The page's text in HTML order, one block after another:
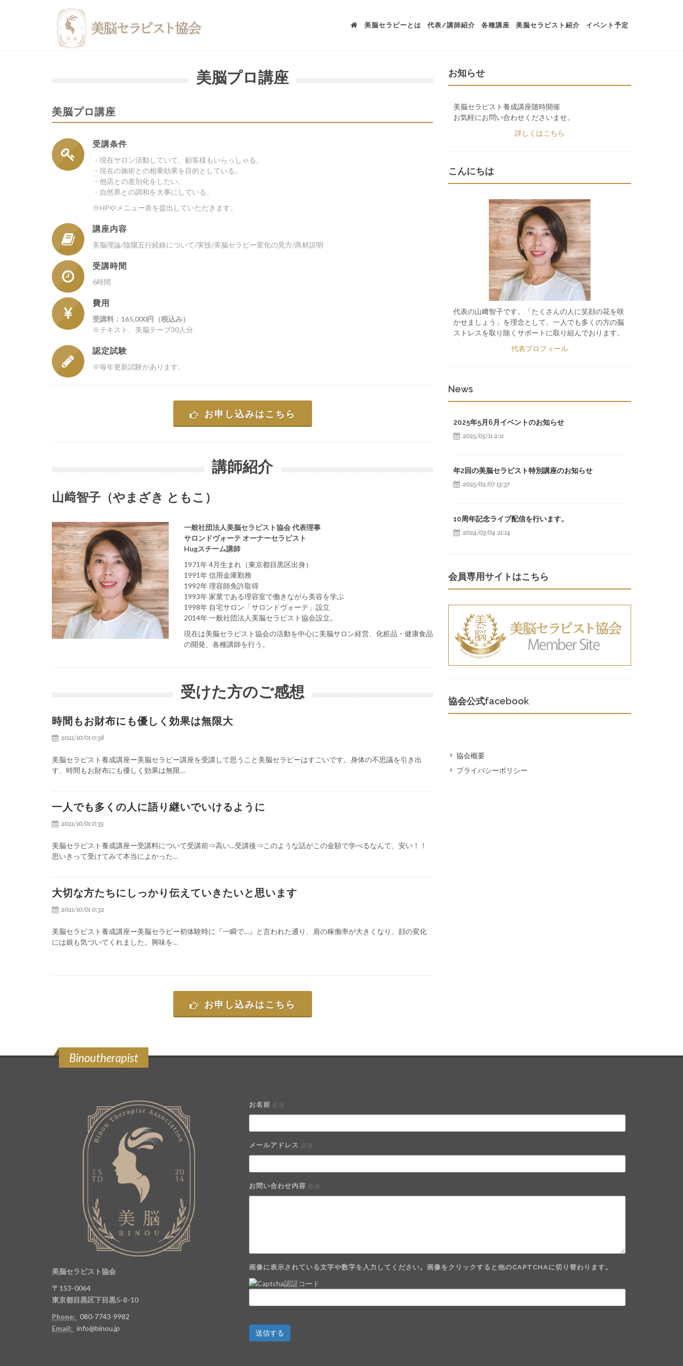
美脳セラピーとは 代表/講師紹介 各種講座 美脳セラピスト紹介 イベント予定
美脳プロ講座
美脳プロ講座
受講条件
・現在サロン活動していて、顧客様もいらっしゃる。
・現在の施術との相乗効果を目的としている。
・他店との差別化をしたい。
・自然界との調和を大事にしている。
※HPやメニュー表を提出していただきます。
講座内容
美脳理論/陰陽五行経絡について/実技/美脳セラピー変化の見方/商材説明
受講時間
6時間
費用
受講料：165,000円（税込み）
※テキスト、美脳テープ30人分
認定試験
※毎年更新試験があります。
お申し込みはこちら
講師紹介
山﨑智子（やまざき ともこ）
一般社団法人美脳セラピスト協会 代表理事
サロンドヴォーテ オーナーセラピスト
Hugスチーム講師
1971年 4月生まれ（東京都目黒区出身）
1991年 信用金庫勤務
1992年 理容師免許取得
1993年 家業である理容室で働きながら美容を学ぶ
1998年 自宅サロン「サロンドヴォーテ」設立
2014年 一般社団法人美脳セラピスト協会設立。
現在は美脳セラピスト協会の活動を中心に美脳サロン経営、化粧品・健康食品
の開発、各種講師を行う。
受けた方のご感想
時間もお財布にも優しく効果は無限大
2021/10/01 0:38
美脳セラピスト養成講座ー美脳セラピー講座を受講して思うこと美脳セラピーはすごいです。身体の不思議を引き出
す、時間もお財布にも優しく効果は無限…
一人でも多くの人に語り継いでいけるように
2021/10/01 0:35
美脳セラピスト養成講座ー受講料について受講前⇒高い…受講後⇒このような話がこの金額で学べるなんて、安い！！
思いきって受けてみて本当によかった…
大切な方たちにしっかり伝えていきたいと思います
2021/10/01 0:32
美脳セラピスト養成講座ー美脳セラピー初体験時に『一瞬で…』と言われた通り、肩の稼働率が大きくなり、顔の変化
には娘も気づいてくれました。興味を…
お申し込みはこちら
お知らせ
美脳セラピスト養成講座随時開催
お気軽にお問い合わせくださいませ。
詳しくはこちら
こんにちは
代表の山﨑智子です。「たくさんの人に笑顔の花を咲
かせましょう」を理念として、一人でも多くの方の脳
ストレスを取り除くサポートに取り組んでおります。
代表プロフィール
News
2025年5月6月イベントのお知らせ
2025/05/11 2:11
年2回の美脳セラピスト特別講座のお知らせ
2025/02/07 13:37
10周年記念ライブ配信を行います。
2024/03/04 21:14
会員専用サイトはこちら
協会公式facebook
協会概要
プライバシーポリシー
Binoutherapist
美脳セラピスト協会
〒153-0064
東京都目黒区下目黒5-8-10
Phone: 080-7743-9982
Email: info@binou.jp
お名前 必須
メールアドレス 必須
お問い合わせ内容 必須
画像に表示されている文字や数字を入力してください。画像をクリックすると他のCAPTCHAに切り替わります。